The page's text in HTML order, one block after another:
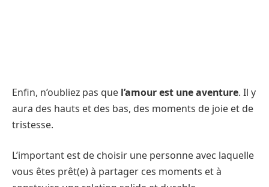
Enfin, n’oubliez pas que l’amour est une aventure. Il y
aura des hauts et des bas, des moments de joie et de
tristesse.
L’important est de choisir une personne avec laquelle
vous êtes prêt(e) à partager ces moments et à